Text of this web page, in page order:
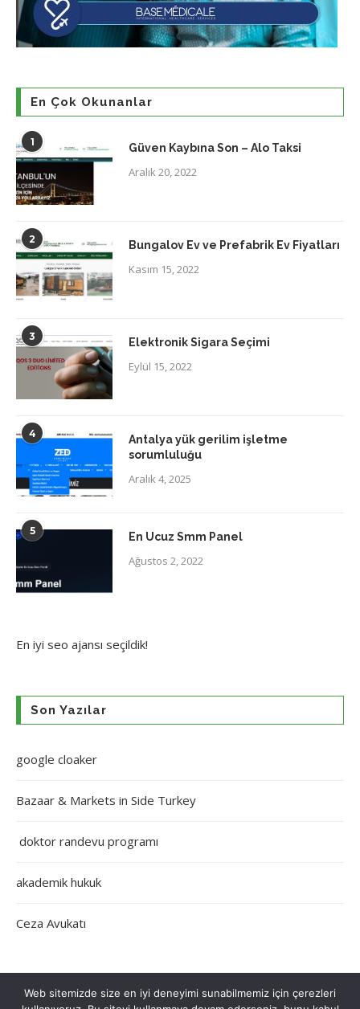
En Çok Okunanlar
1 Güven Kaybına Son – Alo Taksi
Aralık 20, 2022
2 Bungalov Ev ve Prefabrik Ev Fiyatları
Kasım 15, 2022
3 Elektronik Sigara Seçimi
Eylül 15, 2022
4
Antalya yük gerilim işletme
sorumluluğu
Aralık 4, 2025
5 En Ucuz Smm Panel
Ağustos 2, 2022
En iyi seo ajansı seçildik!
Son Yazılar
google cloaker
Bazaar & Markets in Side Turkey
doktor randevu programı
akademik hukuk
Ceza Avukatı
Web sitemizde size en iyi deneyimi sunabilmemiz için çerezleri